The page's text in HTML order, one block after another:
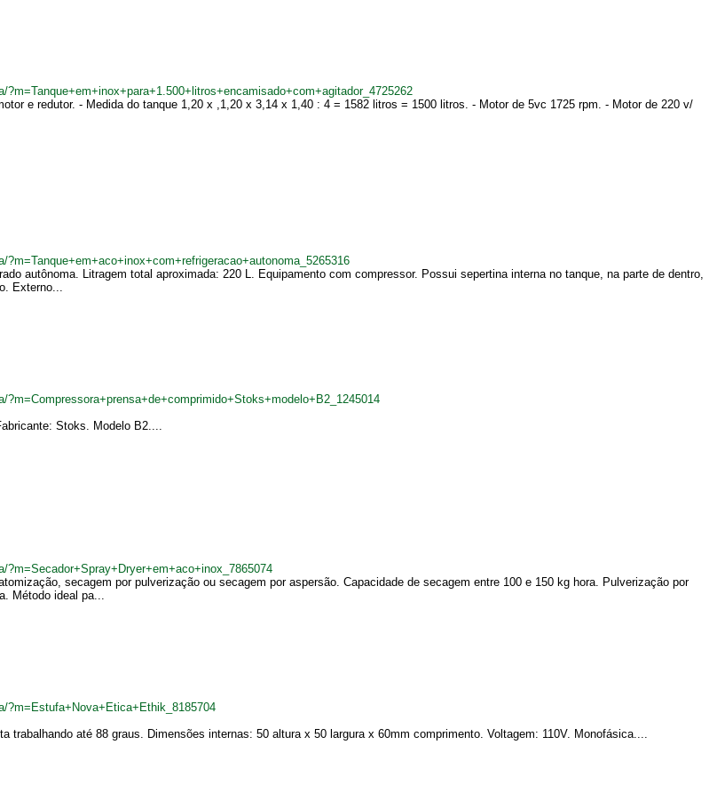
e redutor. - Medida do tanque 1,20 x ,1,20 x 3,14 x 1,40 : 4 = 1582 litros = 1500 litros. - Motor de 5vc 1725 rpm. - Motor de 220 v/
autônoma. Litragem total aproximada: 220 L. Equipamento com compressor. Possui sepertina interna no tanque, na parte de dentro,
Externo...
Stoks. Modelo B2....
secagem por pulverização ou secagem por aspersão. Capacidade de secagem entre 100 e 150 kg hora. Pulverização por
Método ideal pa...
?m=Estufa+Nova+Etica+Ethik_8185704
trabalhando até 88 graus. Dimensões internas: 50 altura x 50 largura x 60mm comprimento. Voltagem: 110V. Monofásica....